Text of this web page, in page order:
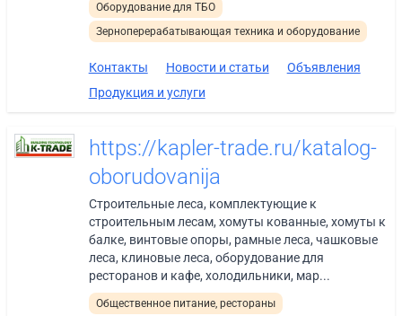
Оборудование для ТБО
Зерноперерабатывающая техника и оборудование
Контакты Новости и статьи
Объявления
Продукция и услуги
https://kapler-trade.ru/katalog-
oborudovanija
Строительные леса, комплектующие к
строительным лесам, хомуты кованные, хомуты к
балке, винтовые опоры, рамные леса, чашковые
леса, клиновые леса, оборудование для
ресторанов и кафе, холодильники, мар...
Общественное питание, рестораны